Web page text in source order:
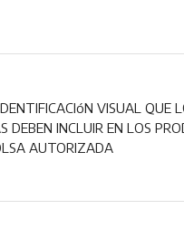
VISUAL QUE
DEBEN INCLUIR EN LOS
AUTORIZADA